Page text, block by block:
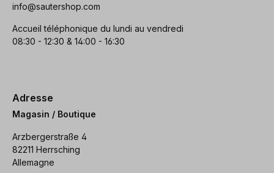
info@sautershop.com
Accueil téléphonique du lundi au vendredi
08:30 - 12:30 & 14:00 - 16:30
Adresse
Magasin / Boutique
Arzbergerstraße 4
82211 Herrsching
Allemagne